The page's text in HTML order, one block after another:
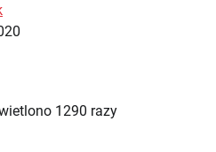
1290 razy